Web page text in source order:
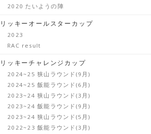
2020 たいようの陣
リッキーオールスターカップ
2023
RAC result
リッキーチャレンジカップ
2024~25 狭山ラウンド(9月)
2024~25 飯能ラウンド(6月)
2023~24 狭山ラウンド(3月)
2023~24 飯能ラウンド(9月)
2023~24 狭山ラウンド(5月)
2022~23 飯能ラウンド(3月)